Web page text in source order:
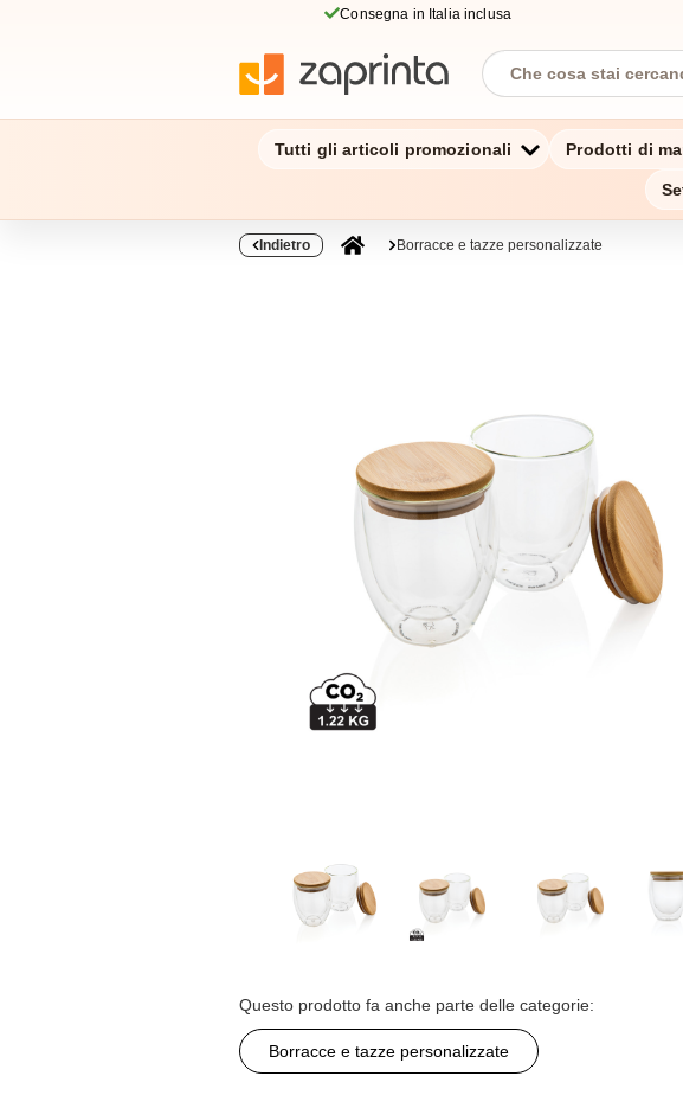
Consegna in Italia inclusa
Tutti gli articoli promozionali Prodotti di
Indietro Borracce e tazze personalizzate
Questo prodotto fa anche parte delle categorie:
Borracce e tazze personalizzate